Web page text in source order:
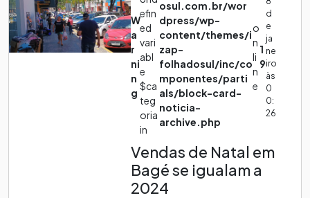
W
a
r
ni
n
g
efin
ed
vari
abl
e
$ca
teg
oria
in
osul.com.br/wor
dpress/wp-
content/themes/i
zap-
folhadosul/inc/co
mponentes/parti
als/block-card-
noticia-
archive.php
o
n
li
n
e
1
9
d
e
ja
ne
iro
às
0
0:
26
Vendas de Natal em
Bagé se igualam a
2024